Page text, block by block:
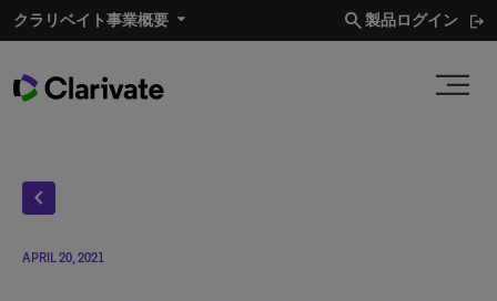
クラリベイト事業概要​ search製品ログイン
chevron_left
APRIL 20, 2021